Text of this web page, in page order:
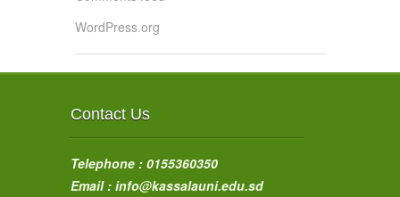
WordPress.org
Contact Us
Telephone : 0155360350
Email : info@kassalauni.edu.sd